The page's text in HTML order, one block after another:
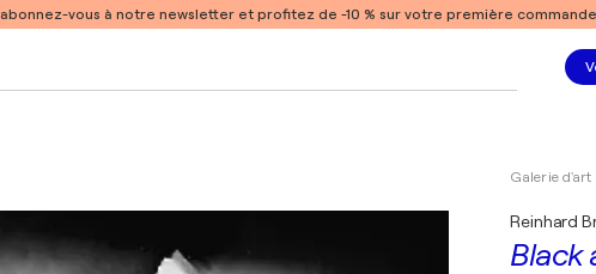
abonnez-vous à notre newsletter et profitez de -10 % sur votre première
Galerie d'art
Black
Reinhard